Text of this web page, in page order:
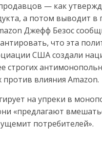
— как
а потом выводит
Джефф Безос
что эта
США создали
строгих
влияния Amazon.
на упреки в
«предлагают
потребителей».